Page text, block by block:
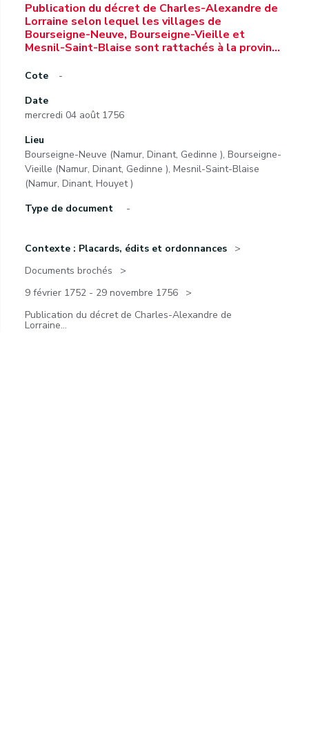
Publication du décret de Charles-Alexandre de
Lorraine selon lequel les villages de
Bourseigne-Neuve, Bourseigne-Vieille et
Mesnil-Saint-Blaise sont rattachés à la provin…
Cote
-
Date
mercredi 04 août 1756
Lieu
Bourseigne-Neuve (Namur, Dinant, Gedinne ), Bourseigne-
Vieille (Namur, Dinant, Gedinne ), Mesnil-Saint-Blaise
(Namur, Dinant, Houyet )
Type de document
-
Contexte : Placards, édits et ordonnances
Documents brochés
9 février 1752 - 29 novembre 1756
Publication du décret de Charles-Alexandre de
Lorraine...